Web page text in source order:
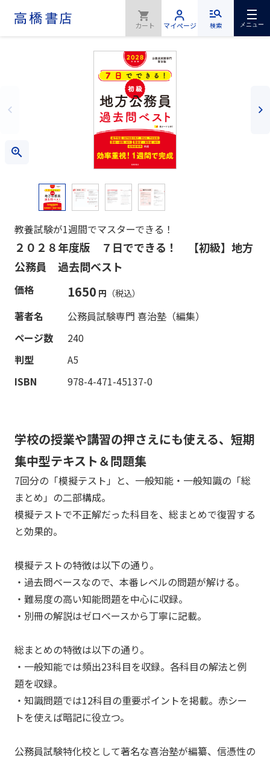
検索 メニュー
教養試験が1週間でマスターできる！
２０２８年度版 ７日でできる！ 【初級】地方
公務員 過去問ベスト
価格 1650 円 （税込）
著者名
公務員試験専門 喜治塾（編集）
ページ数
240
判型
A5
ISBN
978-4-471-45137-0
学校の授業や講習の押さえにも使える、短期
集中型テキスト＆問題集
7回分の「模擬テスト」と、一般知能・一般知識の「総
まとめ」の二部構成。
模擬テストで不正解だった科目を、総まとめで復習する
と効果的。
模擬テストの特徴は以下の通り。
・過去問ベースなので、本番レベルの問題が解ける。
・難易度の高い知能問題を中心に収録。
・別冊の解説はゼロベースから丁寧に記載。
総まとめの特徴は以下の通り。
・一般知能では頻出23科目を収録。各科目の解法と例
題を収録。
・知識問題では12科目の重要ポイントを掲載。赤シー
トを使えば暗記に役立つ。
公務員試験特化校として著名な喜治塾が編纂、信憑性の